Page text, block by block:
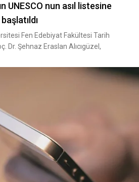
UNESCO nun asıl listesine
Fen Edebiyat Fakültesi Tarih
Dr. Şehnaz Eraslan Alıcıgüzel,